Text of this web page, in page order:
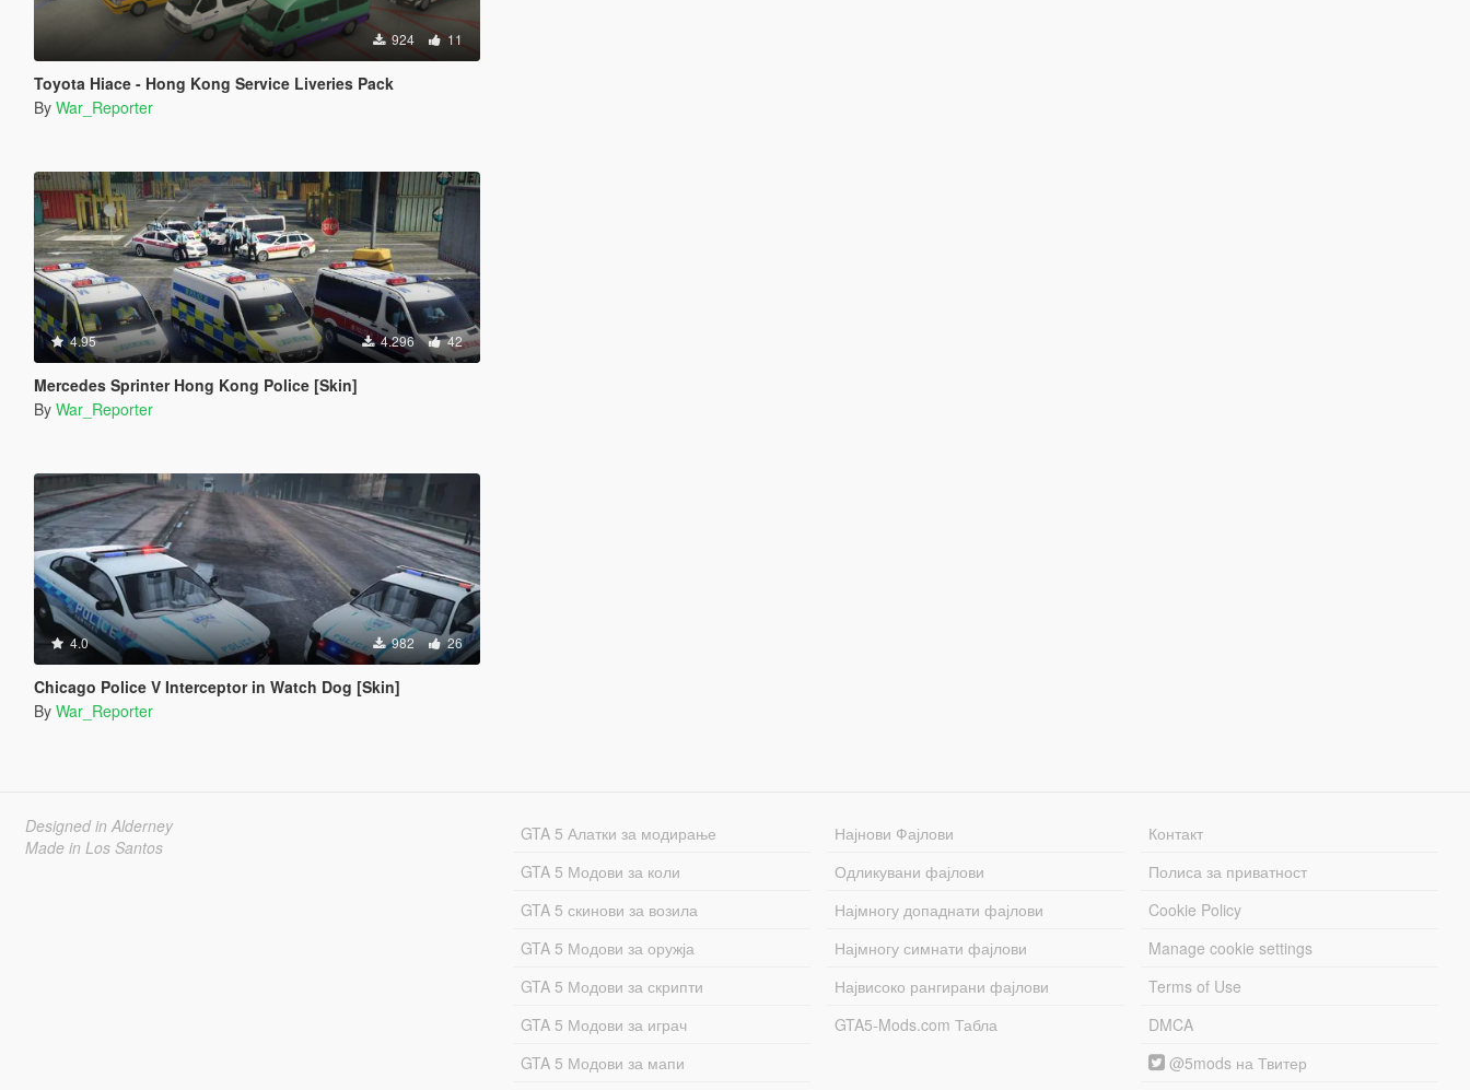
924 11
Toyota Hiace - Hong Kong Service Liveries Pack
By War_Reporter
4.95 4.296 42
Mercedes Sprinter Hong Kong Police [Skin]
By War_Reporter
4.0 982 26
Chicago Police V Interceptor in Watch Dog [Skin]
By War_Reporter
Designed in Alderney
Made in Los Santos
GTA 5 Алатки за модирање
GTA 5 Модови за коли
GTA 5 скинови за возила
GTA 5 Модови за оружја
GTA 5 Модови за скрипти
GTA 5 Модови за играч
GTA 5 Модови за мапи
Најнови Фајлови
Одликувани фајлови
Најмногу допаднати фајлови
Најмногу симнати фајлови
Највисоко рангирани фајлови
GTA5-Mods.com Табла
Контакт
Полиса за приватност
Cookie Policy
Manage cookie settings
Terms of Use
DMCA
@5mods на Твитер